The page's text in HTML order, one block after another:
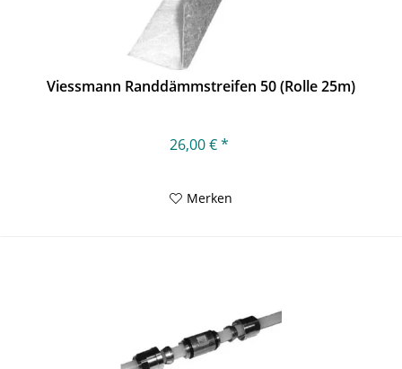
Viessmann Randdämmstreifen 50 (Rolle 25m)
26,00 € *
Merken